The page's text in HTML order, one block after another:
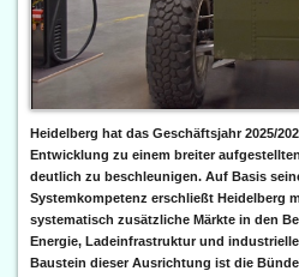
Heidelberg hat das Geschäftsjahr 2025/
Entwicklung zu einem breiter
deutlich zu beschleunigen. Auf Basis
Systemkompetenz erschließt Heidelberg
systematisch zusätzliche Märkte in den
Energie, Ladeinfrastruktur und
Baustein dieser Ausrichtung ist die